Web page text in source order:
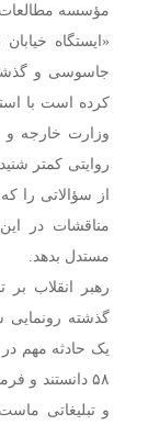
مؤسسه
«ایستگاه
جاسوسی و
کرده است با
وزارت خارجه و
روایتی کمتر
از سؤالاتی را
مناقشات در
مستدل بدهد.
رهبر انقلاب بر
گذشته رونمایی
یک حادثه‌ مهم
۵۸ دانستند و
و تبلیغاتی